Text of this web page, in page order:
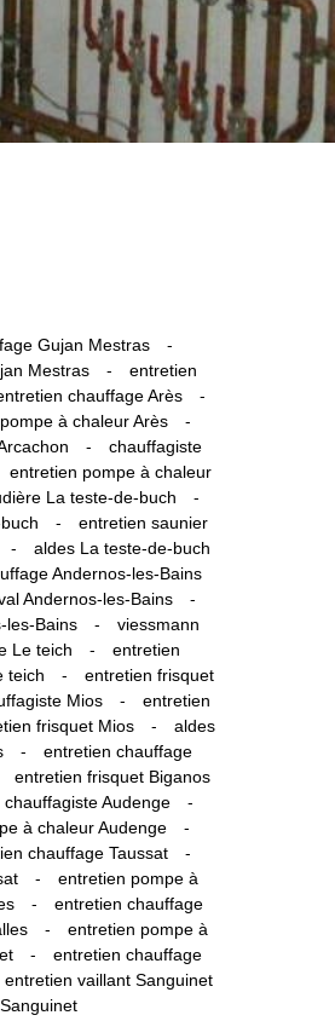
Gujan Mestras -
Mestras -
entretien
chauffage Arès -
à chaleur Arès -
-
chauffagiste
entretien pompe à chaleur
La teste-de-buch -
-
entretien saunier
- aldes La teste-de-buch
Andernos-les-Bains
Andernos-les-Bains -
les-Bains -
viessmann
Le teich -
entretien
teich -
entretien frisquet
Mios -
entretien
frisquet Mios -
aldes
-
entretien chauffage
entretien frisquet Biganos
chauffagiste Audenge -
à chaleur Audenge -
chauffage Taussat -
-
entretien pompe à
-
entretien chauffage
-
entretien pompe à
-
entretien chauffage
entretien vaillant Sanguinet